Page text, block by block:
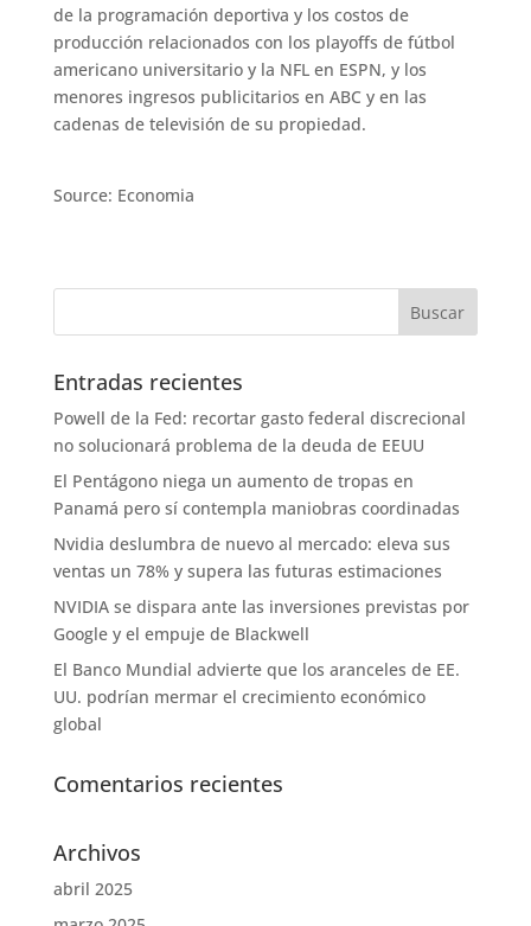
de la programación deportiva y los costos de
producción relacionados con los playoffs de fútbol
americano universitario y la NFL en ESPN, y los
menores ingresos publicitarios en ABC y en las
cadenas de televisión de su propiedad.
Source: Economia
Entradas recientes
Powell de la Fed: recortar gasto federal discrecional
no solucionará problema de la deuda de EEUU
El Pentágono niega un aumento de tropas en
Panamá pero sí contempla maniobras coordinadas
Nvidia deslumbra de nuevo al mercado: eleva sus
ventas un 78% y supera las futuras estimaciones
NVIDIA se dispara ante las inversiones previstas por
Google y el empuje de Blackwell
El Banco Mundial advierte que los aranceles de EE.
UU. podrían mermar el crecimiento económico
global
Comentarios recientes
Archivos
abril 2025